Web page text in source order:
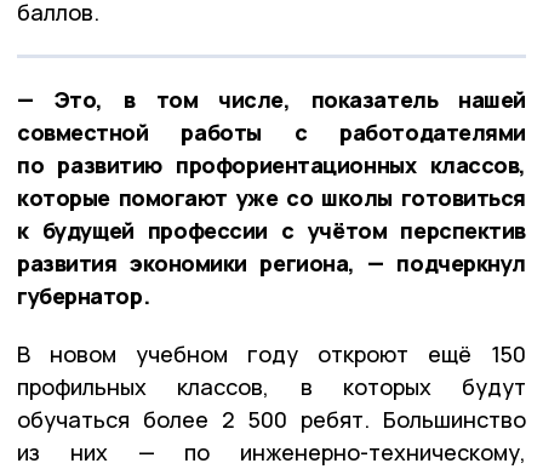
баллов.
— Это, в том числе, показатель нашей
совместной работы с работодателями
по развитию профориентационных классов,
которые помогают уже со школы готовиться
к будущей профессии с учётом перспектив
развития экономики региона, — подчеркнул
губернатор.
В новом учебном году откроют ещё 150
профильных классов, в которых будут
обучаться более 2 500 ребят. Большинство
из них — по инженерно-техническому,